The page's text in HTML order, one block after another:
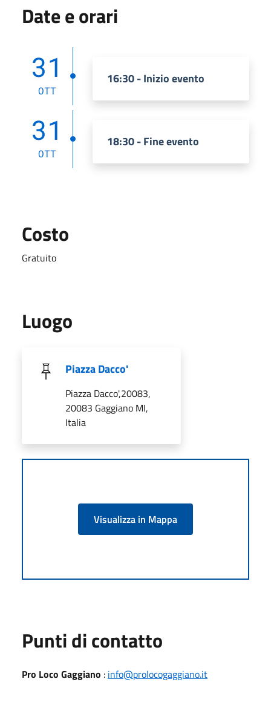
Date e orari
31
OTT
16:30 - Inizio evento
31
OTT
18:30 - Fine evento
Costo
Gratuito
Luogo
Piazza Dacco'
Piazza Dacco',20083,
20083 Gaggiano MI,
Italia
Visualizza in Mappa
Punti di contatto
Pro Loco Gaggiano : info@prolocogaggiano.it